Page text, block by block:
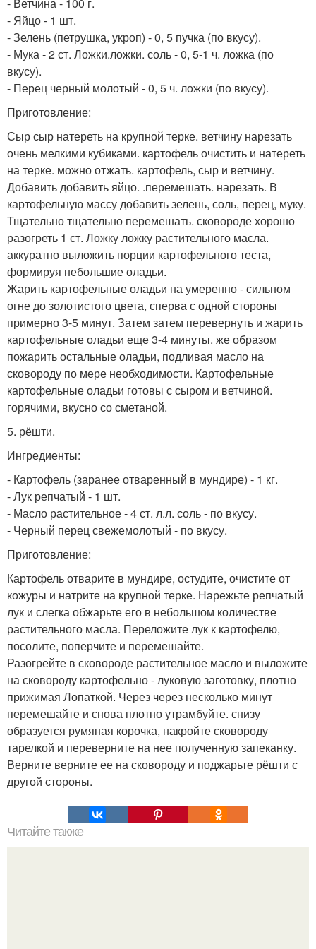
- Яйцо - 1 шт.
- Зелень (петрушка, укроп) - 0, 5 пучка (по вкусу).
- Мука - 2 ст. Ложки.ложки. соль - 0, 5-1 ч. ложка (по
вкусу).
- Перец черный молотый - 0, 5 ч. ложки (по вкусу).
Приготовление:
Сыр сыр натереть на крупной терке. ветчину нарезать
очень мелкими кубиками. картофель очистить и натереть
на терке. можно отжать. картофель, сыр и ветчину.
Добавить добавить яйцо. .перемешать. нарезать. В
картофельную массу добавить зелень, соль, перец, муку.
Тщательно тщательно перемешать. сковороде хорошо
разогреть 1 ст. Ложку ложку растительного масла.
аккуратно выложить порции картофельного теста,
формируя небольшие оладьи.
Жарить картофельные оладьи на умеренно - сильном
огне до золотистого цвета, сперва с одной стороны
примерно 3-5 минут. Затем затем перевернуть и жарить
картофельные оладьи еще 3-4 минуты. же образом
пожарить остальные оладьи, подливая масло на
сковороду по мере необходимости. Картофельные
картофельные оладьи готовы с сыром и ветчиной.
горячими, вкусно со сметаной.
5. рёшти.
Ингредиенты:
- Картофель (заранее отваренный в мундире) - 1 кг.
- Лук репчатый - 1 шт.
- Масло растительное - 4 ст. л.л. соль - по вкусу.
- Черный перец свежемолотый - по вкусу.
Приготовление:
Картофель отварите в мундире, остудите, очистите от
кожуры и натрите на крупной терке. Нарежьте репчатый
лук и слегка обжарьте его в небольшом количестве
растительного масла. Переложите лук к картофелю,
посолите, поперчите и перемешайте.
Разогрейте в сковороде растительное масло и выложите
на сковороду картофельно - луковую заготовку, плотно
прижимая Лопаткой. Через через несколько минут
перемешайте и снова плотно утрамбуйте. снизу
образуется румяная корочка, накройте сковороду
тарелкой и переверните на нее полученную запеканку.
Верните верните ее на сковороду и поджарьте рёшти с
другой стороны.
Читайте также